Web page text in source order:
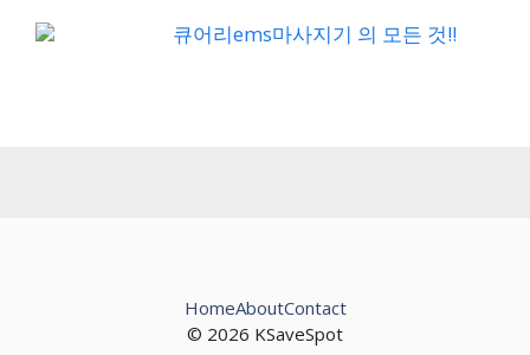
큐어리ems마사지기 의 모든 것!!
© 2026 KSaveSpot
HomeAboutContact